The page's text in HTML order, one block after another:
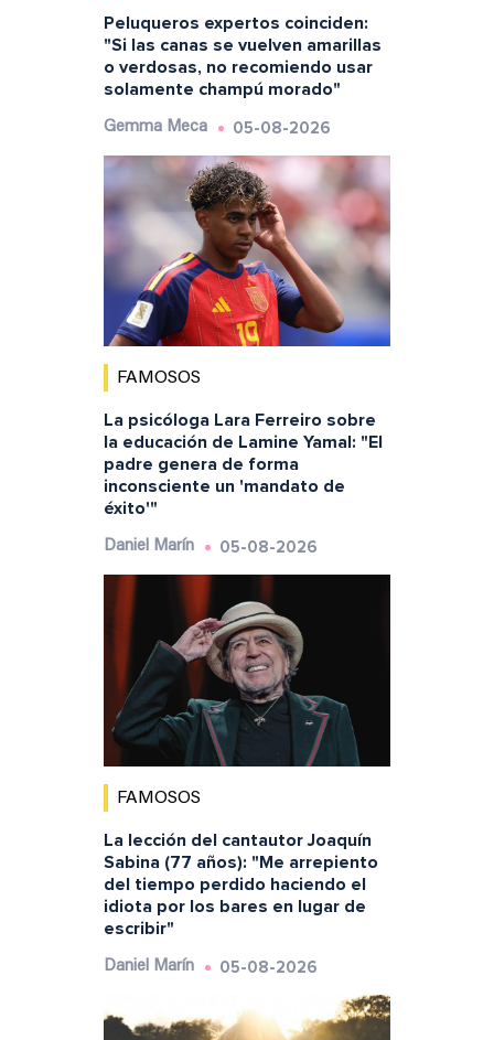
Peluqueros expertos coinciden:
"Si las canas se vuelven amarillas
o verdosas, no recomiendo usar
solamente champú morado"
Gemma Meca 05-08-2026
FAMOSOS
La psicóloga Lara Ferreiro sobre
la educación de Lamine Yamal: "El
padre genera de forma
inconsciente un 'mandato de
éxito'"
Daniel Marín 05-08-2026
FAMOSOS
La lección del cantautor Joaquín
Sabina (77 años): "Me arrepiento
del tiempo perdido haciendo el
idiota por los bares en lugar de
escribir"
Daniel Marín 05-08-2026